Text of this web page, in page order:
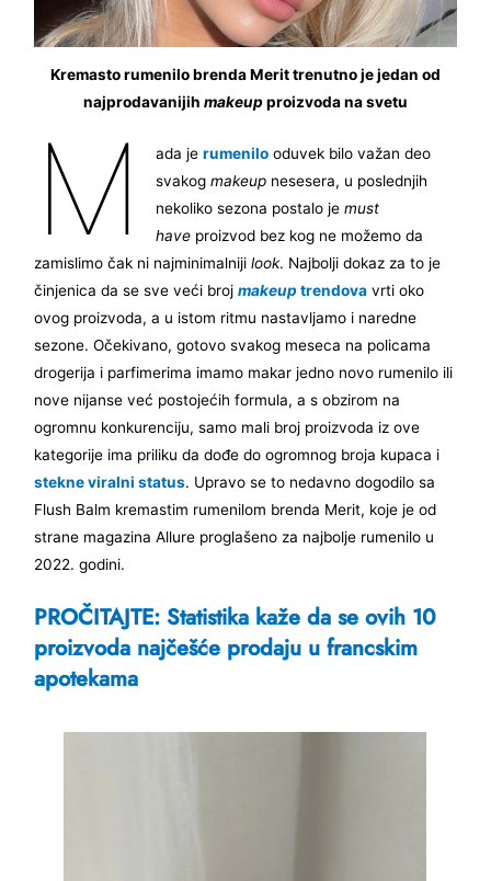
Kremasto rumenilo brenda Merit trenutno je jedan od
najprodavanijih makeupproizvoda na svetu
M ada je rumenilooduvek bilo važan deo
svakog makeupnesesera, u poslednjih
nekoliko sezona postalo je must
haveproizvod bez kog ne možemo da
zamislimo čak ni najminimalnijilook. Najbolji dokaz za to je
činjenica da se sve veći brojmakeuptrendova vrti oko
ovog proizvoda, a u istom ritmu nastavljamo i naredne
sezone. Očekivano, gotovo svakog meseca na policama
drogerija i parfimerima imamo makar jedno novo rumenilo ili
nove nijanse već postojećih formula, a s obzirom na
ogromnu konkurenciju, samo mali broj proizvoda iz ove
kategorije ima priliku da dođe do ogromnog broja kupaca i
stekne viralni status. Upravo se to nedavno dogodilo sa
Flush Balm kremastim rumenilom brenda Merit, koje je od
strane magazina Allure proglašeno za najbolje rumenilo u
2022. godini.
PROČITAJTE: Statistika kaže da se ovih 10
proizvoda najčešće prodaju u francskim
apotekama